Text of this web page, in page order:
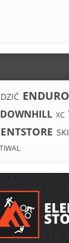
ENDURO
DOWNHILL XC